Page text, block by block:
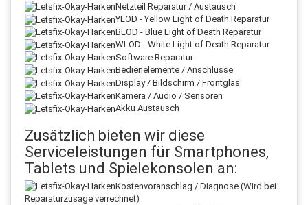
Netzteil Reparatur / Austausch
YLOD - Yellow Light of Death Reparatur
BLOD - Blue Light of Death Reparatur
WLOD - White Light of Death Reparatur
Software Reparatur
Bedienelemente / Anschlüsse
Display / Bildschirm / Frontglas
Kamera / Audio / Sensoren
Akku Austausch
Zusätzlich bieten wir diese
Serviceleistungen für Smartphones,
Tablets und Spielekonsolen an:
Kostenvoranschlag / Diagnose (Wird bei
Reparaturzusage verrechnet)